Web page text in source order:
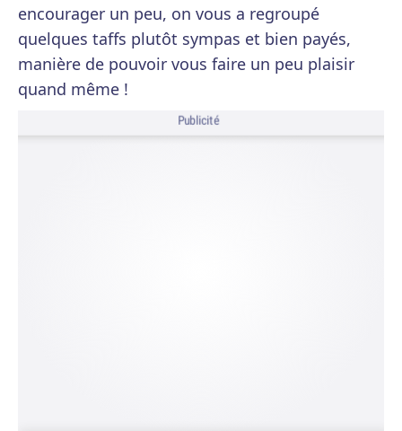
encourager un peu, on vous a regroupé
quelques taffs plutôt sympas et bien payés,
manière de pouvoir vous faire un peu plaisir
quand même !
Publicité